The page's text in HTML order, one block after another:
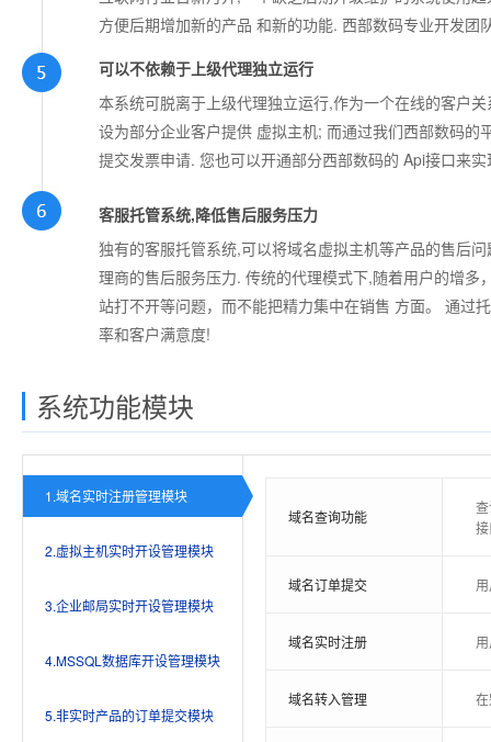
方便后期增加新的产品 和新的功能. 西部数码专业开发团
可以不依赖于上级代理独立运行
本系统可脱离于上级代理独立运行,作为一个在线的客户
设为部分企业客户提供 虚拟主机; 而通过我们西部数码
提交发票申请. 您也可以开通部分西部数码的 Api接口来
客服托管系统,降低售后服务压力
独有的客服托管系统,可以将域名虚拟主机等产品的售后
理商的售后服务压力. 传统的代理模式下,随着用户的增
站打不开等问题，而不能把精力集中在销售 方面。 通过
率和客户满意度!
系统功能模块
1.域名实时注册管理模块
2.虚拟主机实时开设管理模块
3.企业邮局实时开设管理模块
4.MSSQL数据库开设管理模块
5.非实时产品的订单提交模块
域名查询功能
域名订单提交
域名实时注册
域名转入管理